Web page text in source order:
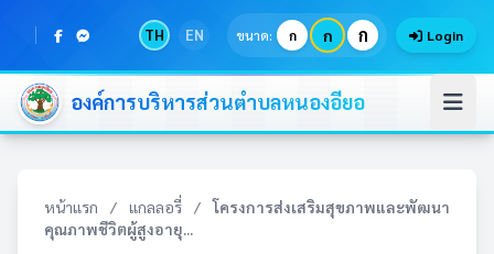
TH EN ขนาด: ก ก ก Login
องค์การบริหารส่วนตำบลหนองอียอ
หน้าแรก / แกลลอรี่ /
โครงการส่งเสริมสุขภาพและพัฒนา
คุณภาพชีวิตผู้สูงอายุ...